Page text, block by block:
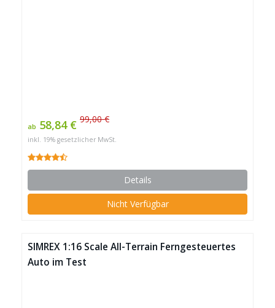
ab 58,84 € 99,00 €
inkl. 19% gesetzlicher MwSt.
Details
Nicht Verfügbar
SIMREX 1:16 Scale All-Terrain Ferngesteuertes
Auto im Test